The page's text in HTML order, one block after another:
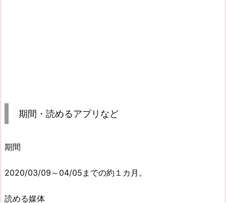
期間・読めるアプリなど
期間
2020/03/09～04/05までの約１カ月。
読める媒体